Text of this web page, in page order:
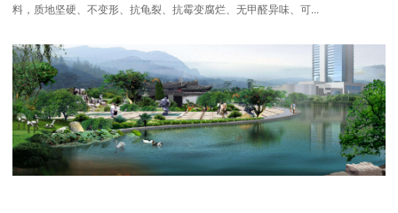
料，质地坚硬、不变形、抗龟裂、抗霉变腐烂、无甲醛异味、可...